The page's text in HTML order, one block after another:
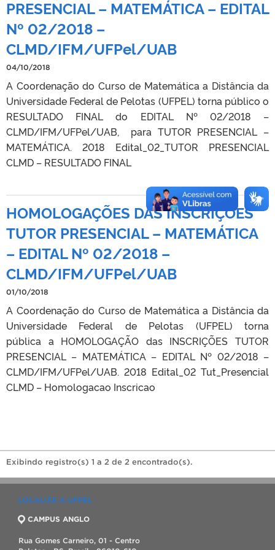
PRESENCIAL – MATEMÁTICA – EDITAL
Nº 02/2018 –
CLMD/IFM/UFPel/UAB
04/10/2018
A Coordenação do Curso de Matemática a Distância da
Universidade Federal de Pelotas (UFPEL) torna público o
RESULTADO FINAL do EDITAL Nº 02/2018 –
CLMD/IFM/UFPel/UAB, para TUTOR PRESENCIAL –
MATEMÁTICA. 2018 Edital_02_TUTOR PRESENCIAL
CLMD – RESULTADO FINAL
HOMOLOGAÇÕES DAS INSCRIÇÕES
TUTOR PRESENCIAL – MATEMÁTICA
– EDITAL Nº 02/2018 –
CLMD/IFM/UFPel/UAB
01/10/2018
A Coordenação do Curso de Matemática a Distância da
Universidade Federal de Pelotas (UFPEL) torna
pública a HOMOLOGAÇÃO das INSCRIÇÕES TUTOR
PRESENCIAL – MATEMÁTICA – EDITAL Nº 02/2018 –
CLMD/IFM/UFPel/UAB. 2018 Edital_02 Tut_Presencial
CLMD – Homologacao Inscricao
Exibindo registro(s) 1 a 2 de 2 encontrado(s).
LOCALIZE A UFPEL
CAMPUS ANGLO
Rua Gomes Carneiro, 01 - Centro